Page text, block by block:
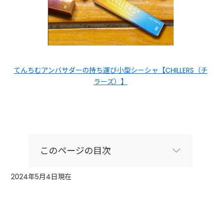
てんちむアンバサダーの持ち運び小型シーシャ【CHILLERS（チ
ラーズ）】
このページの目次
2024年5月4日現在